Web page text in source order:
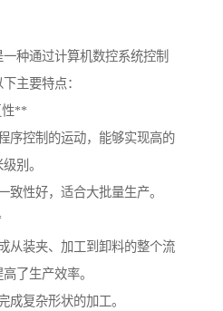
种通过计算机数控系统控制
主要特点：
性**
序控制的运动，能够实现高的
别。
性好，适合大批量生产。
从装夹、加工到卸料的整个流
了生产效率。
复杂形状的加工。